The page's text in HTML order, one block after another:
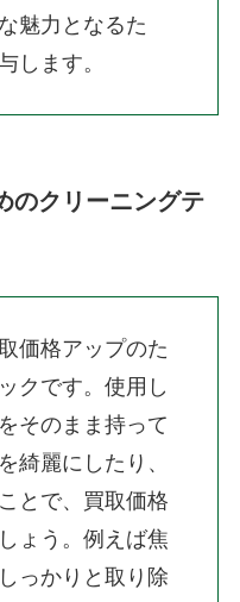
魅力となるた
します。
のクリーニングテ
価格アップのた
クです。使用し
そのまま持って
綺麗にしたり、
とで、買取価格
ょう。例えば焦
っかりと取り除